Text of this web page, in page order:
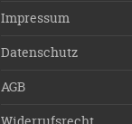
Impressum
Datenschutz
AGB